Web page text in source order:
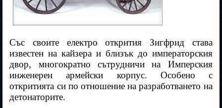
Със своите електро открития Зигфрид става
известен на кайзера и близък до императорския
двор, многократно сътрудничи на Имперския
инженерен армейски корпус. Особено с
откритията си по отношение на разработването на
детонаторите.